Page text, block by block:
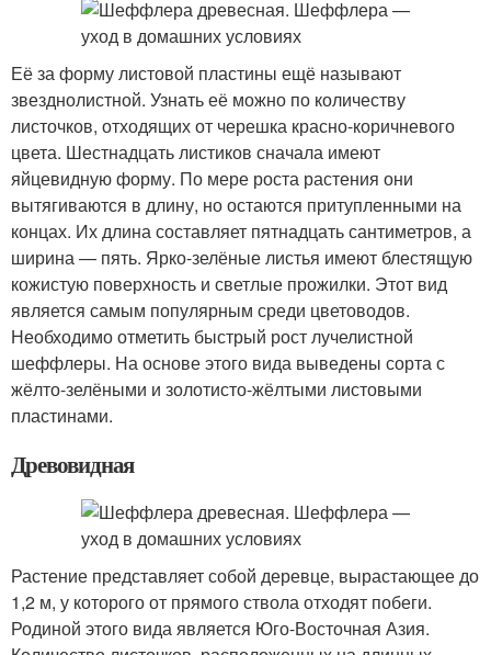
Её за форму листовой пластины ещё называют
звезднолистной. Узнать её можно по количеству
листочков, отходящих от черешка красно-коричневого
цвета. Шестнадцать листиков сначала имеют
яйцевидную форму. По мере роста растения они
вытягиваются в длину, но остаются притупленными на
концах. Их длина составляет пятнадцать сантиметров, а
ширина — пять. Ярко-зелёные листья имеют блестящую
кожистую поверхность и светлые прожилки. Этот вид
является самым популярным среди цветоводов.
Необходимо отметить быстрый рост лучелистной
шеффлеры. На основе этого вида выведены сорта с
жёлто-зелёными и золотисто-жёлтыми листовыми
пластинами.
Древовидная
Растение представляет собой деревце, вырастающее до
1,2 м, у которого от прямого ствола отходят побеги.
Родиной этого вида является Юго-Восточная Азия.